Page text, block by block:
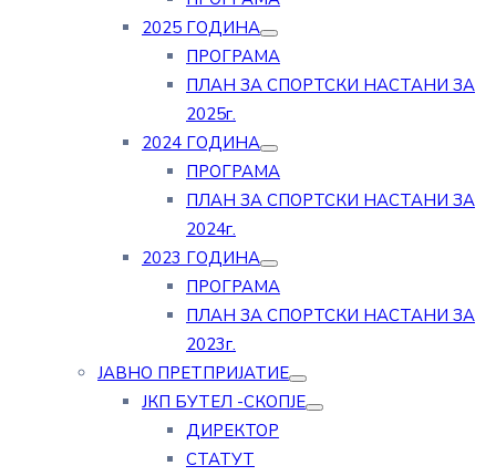
2025 ГОДИНА
ПРОГРАМА
ПЛАН ЗА СПОРТСКИ НАСТАНИ ЗА
2025г.
2024 ГОДИНА
ПРОГРАМА
ПЛАН ЗА СПОРТСКИ НАСТАНИ ЗА
2024г.
2023 ГОДИНА
ПРОГРАМА
ПЛАН ЗА СПОРТСКИ НАСТАНИ ЗА
2023г.
ЈАВНО ПРЕТПРИЈАТИЕ
ЈКП БУТЕЛ -СКОПЈЕ
ДИРЕКТОР
СТАТУТ